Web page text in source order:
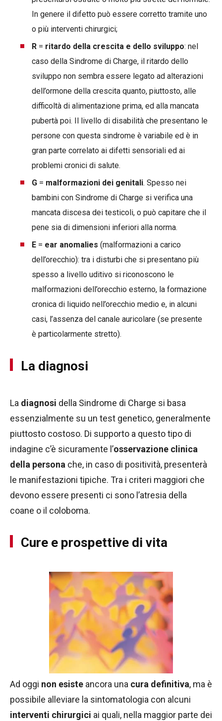
In genere il difetto può essere corretto tramite uno
o più interventi chirurgici;
R = ritardo della crescita e dello sviluppo: nel
caso della Sindrome di Charge, il ritardo dello
sviluppo non sembra essere legato ad alterazioni
dell’ormone della crescita quanto, piuttosto, alle
difficoltà di alimentazione prima, ed alla mancata
pubertà poi. Il livello di disabilità che presentano le
persone con questa sindrome è variabile ed è in
gran parte correlato ai difetti sensoriali ed ai
problemi cronici di salute.
G = malformazioni dei genitali. Spesso nei
bambini con Sindrome di Charge si verifica una
mancata discesa dei testicoli, o può capitare che il
pene sia di dimensioni inferiori alla norma.
E = ear anomalies (malformazioni a carico
dell’orecchio): tra i disturbi che si presentano più
spesso a livello uditivo si riconoscono le
malformazioni dell’orecchio esterno, la formazione
cronica di liquido nell’orecchio medio e, in alcuni
casi, l’assenza del canale auricolare (se presente
è particolarmente stretto).
La diagnosi
La diagnosi della Sindrome di Charge si basa
essenzialmente su un test genetico, generalmente
piuttosto costoso. Di supporto a questo tipo di
indagine c’è sicuramente l’osservazione clinica
della persona che, in caso di positività, presenterà
le manifestazioni tipiche. Tra i criteri maggiori che
devono essere presenti ci sono l’atresia della
coane o il coloboma.
Cure e prospettive di vita
Ad oggi non esiste ancora una cura definitiva, ma è
possibile alleviare la sintomatologia con alcuni
interventi chirurgici ai quali, nella maggior parte dei